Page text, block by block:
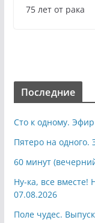
75 лет от рака
Последние
Сто к одному.
Пятеро на одного.
60 минут
Ну-ка, все вместе!
07.08.2026
Поле чудес.